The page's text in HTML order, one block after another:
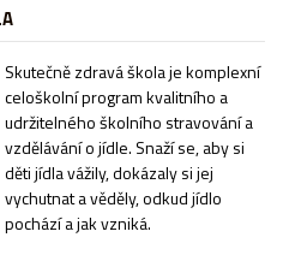
Skutečně zdravá škola je komplexní
celoškolní program kvalitního a
udržitelného školního stravování a
vzdělávání o jídle. Snaží se, aby si
děti jídla vážily, dokázaly si jej
vychutnat a věděly, odkud jídlo
pochází a jak vzniká.